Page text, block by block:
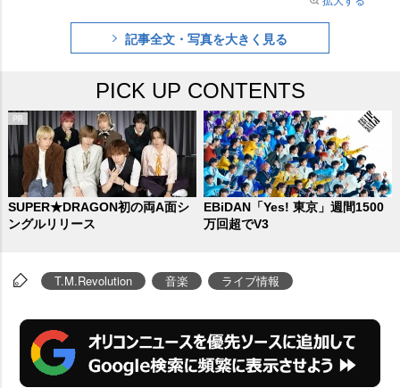
記事全文・写真を大きく見る
PICK UP CONTENTS
SUPER★DRAGON初の両A面シ
ングルリリース
EBiDAN「Yes! 東京」週間1500
万回超でV3
T.M.Revolution 音楽 ライブ情報